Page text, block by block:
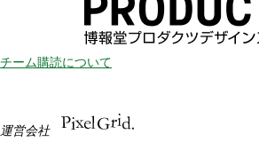
チーム購読について
運営会社